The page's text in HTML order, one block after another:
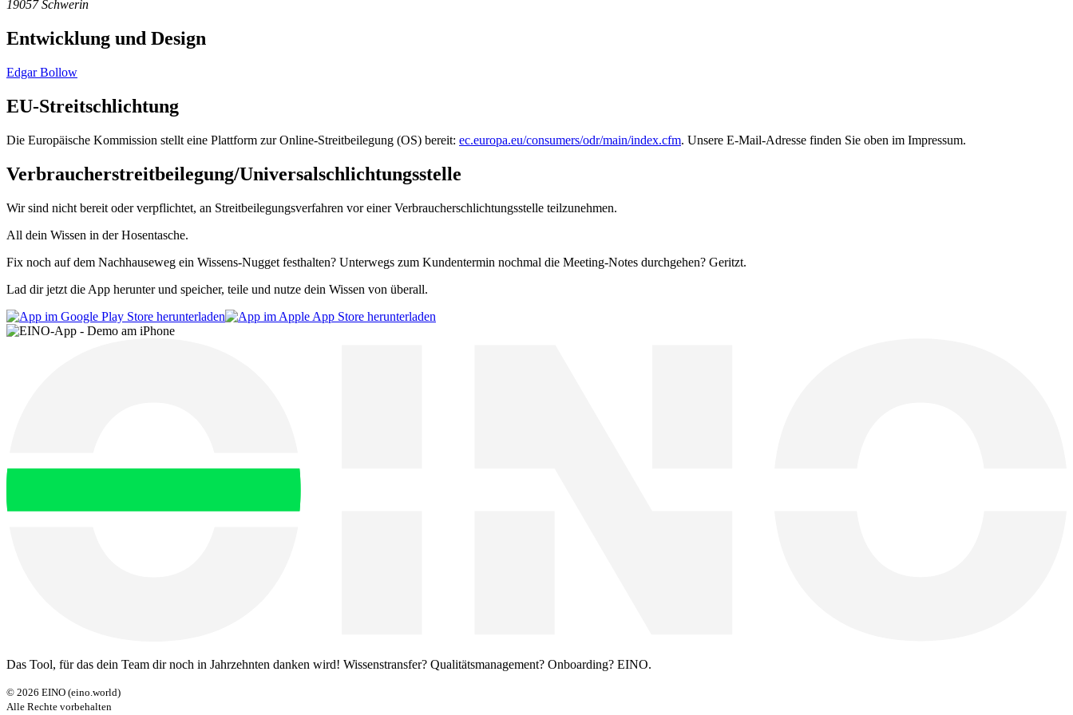
19057 Schwerin
Entwicklung und Design
Edgar Bollow
EU-Streitschlichtung
Die Europäische Kommission stellt eine Plattform zur Online-Streitbeilegung (OS) bereit: ec.europa.eu/consumers/odr/main/index.cfm. Unsere E-Mail-Adresse finden Sie oben im Impressum.
Verbraucherstreitbeilegung/Universalschlichtungsstelle
Wir sind nicht bereit oder verpflichtet, an Streitbeilegungsverfahren vor einer Verbraucherschlichtungsstelle teilzunehmen.
All dein Wissen in der Hosentasche.
Fix noch auf dem Nachhauseweg ein Wissens-Nugget festhalten? Unterwegs zum Kundentermin nochmal die Meeting-Notes durchgehen? Geritzt.
Lad dir jetzt die App herunter und speicher, teile und nutze dein Wissen von überall.
Das Tool, für das dein Team dir noch in Jahrzehnten danken wird! Wissenstransfer? Qualitätsmanagement? Onboarding? EINO.
© 2026 EINO (eino.world)
Alle Rechte vorbehalten